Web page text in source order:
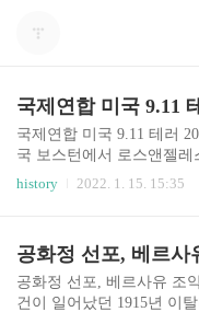
국제연합 미국 9.11
국제연합 미국 9.11 테러
국 보스턴에서 로스앤젤
가 뉴욕의세계 무역 센터
는 끔직한 상황이 일어나
는 지경에 빠지게 되었으
인들이 희생되었습니다.
미국의 간섭과 이스라엘
history 2022. 1. 15. 15:35
공화정 선포, 베르사
공화정 선포, 베르사유 조
건이 일어났던 1915년 이